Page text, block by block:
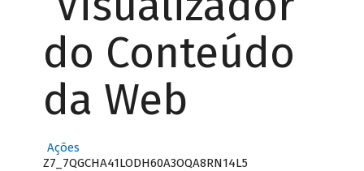
do Conteúdo
da Web
Ações
Z7_7QGCHA41LODH60A3OQA8RN14L5